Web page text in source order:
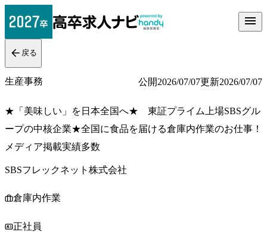
戻る
生産事務 公開2026/07/07更新2026/07/07
★「美味しい」を日本全国へ★ 東証プライム上場SBSグル
ープの中核企業★全国に食品を届ける倉庫内作業のお仕事！
メディア掲載実績多数
SBSフレックネット株式会社
倉庫内作業
正社員